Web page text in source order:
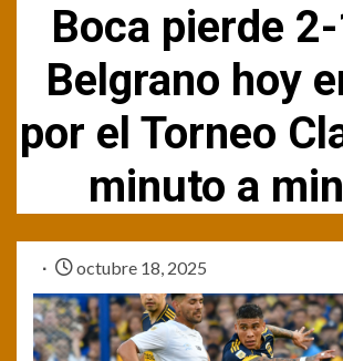
Boca pierde
Belgrano hoy
por el Torneo
minuto a
octubre 18, 2025